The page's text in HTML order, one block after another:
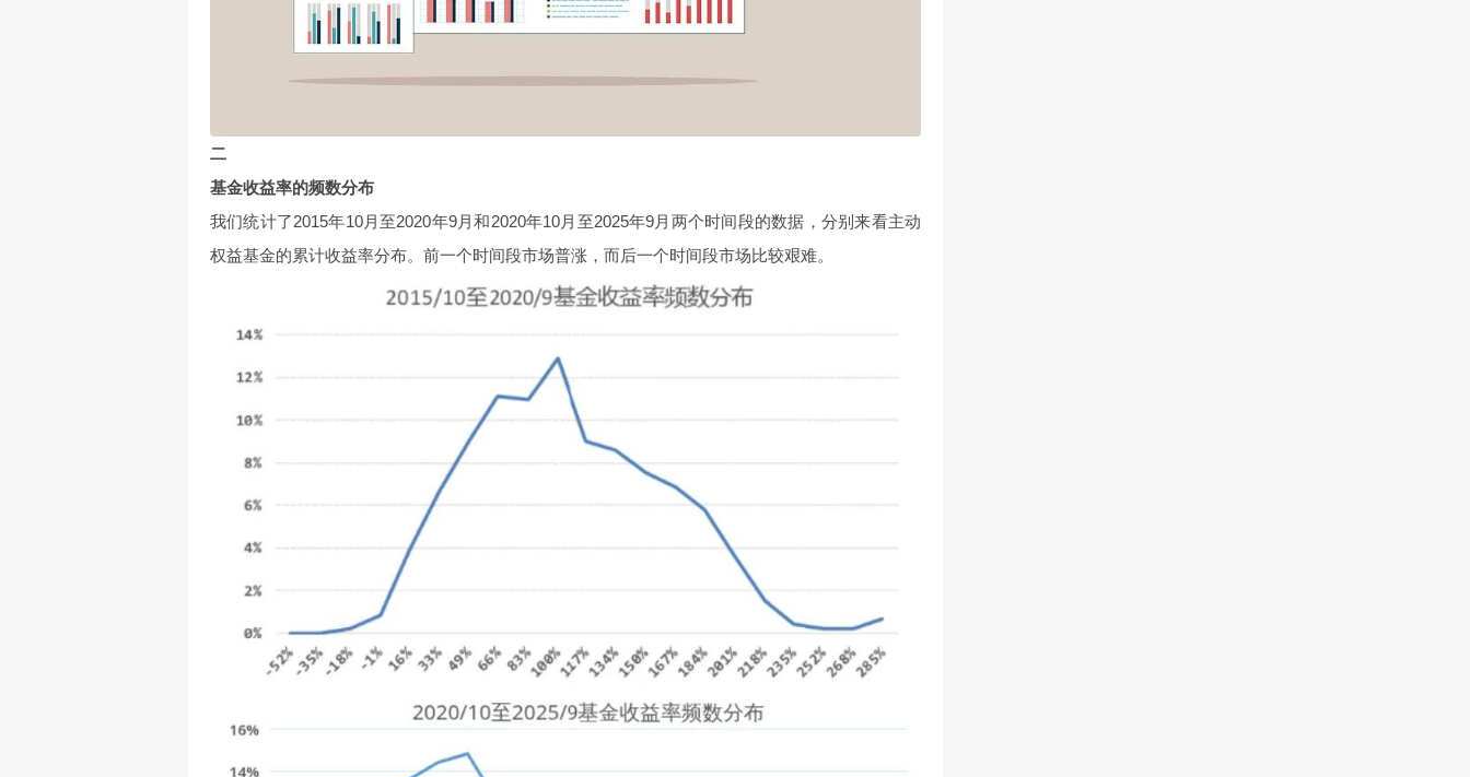
二
基金收益率的频数分布
我们统计了2015年10月至2020年9月和2020年10月至2025年9月两个时间段的数据，分别来看主动
权益基金的累计收益率分布。前一个时间段市场普涨，而后一个时间段市场比较艰难。